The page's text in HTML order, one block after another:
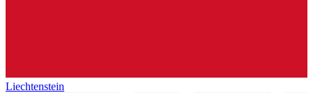
Liechtenstein